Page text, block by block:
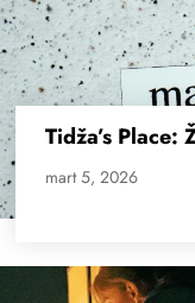
Tidža’s Place:
mart 5, 2026